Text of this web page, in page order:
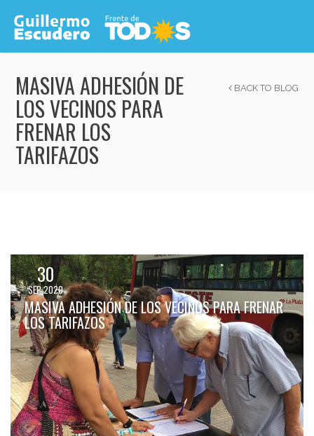
MASIVA ADHESIÓN DE
LOS VECINOS PARA
FRENAR LOS
TARIFAZOS
BACK TO BLOG
30
SEP 2020
MASIVA ADHESIÓN DE LOS VECINOS PARA FRENAR
LOS TARIFAZOS